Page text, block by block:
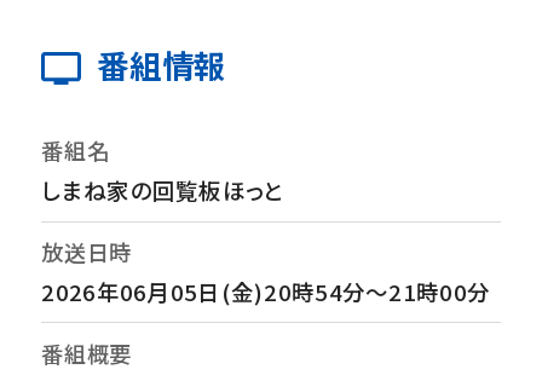
番組情報
番組名
しまね家の回覧板ほっと
放送日時
2026年06月05日(金)20時54分～21時00分
番組概要